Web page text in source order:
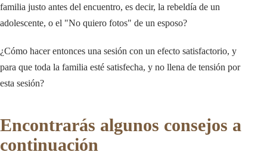
familia justo antes del encuentro, es decir, la rebeldía de un
adolescente, o el "No quiero fotos" de un esposo?
¿Cómo hacer entonces una sesión con un efecto satisfactorio, y
para que toda la familia esté satisfecha, y no llena de tensión por
esta sesión?
Encontrarás algunos consejos a
continuación